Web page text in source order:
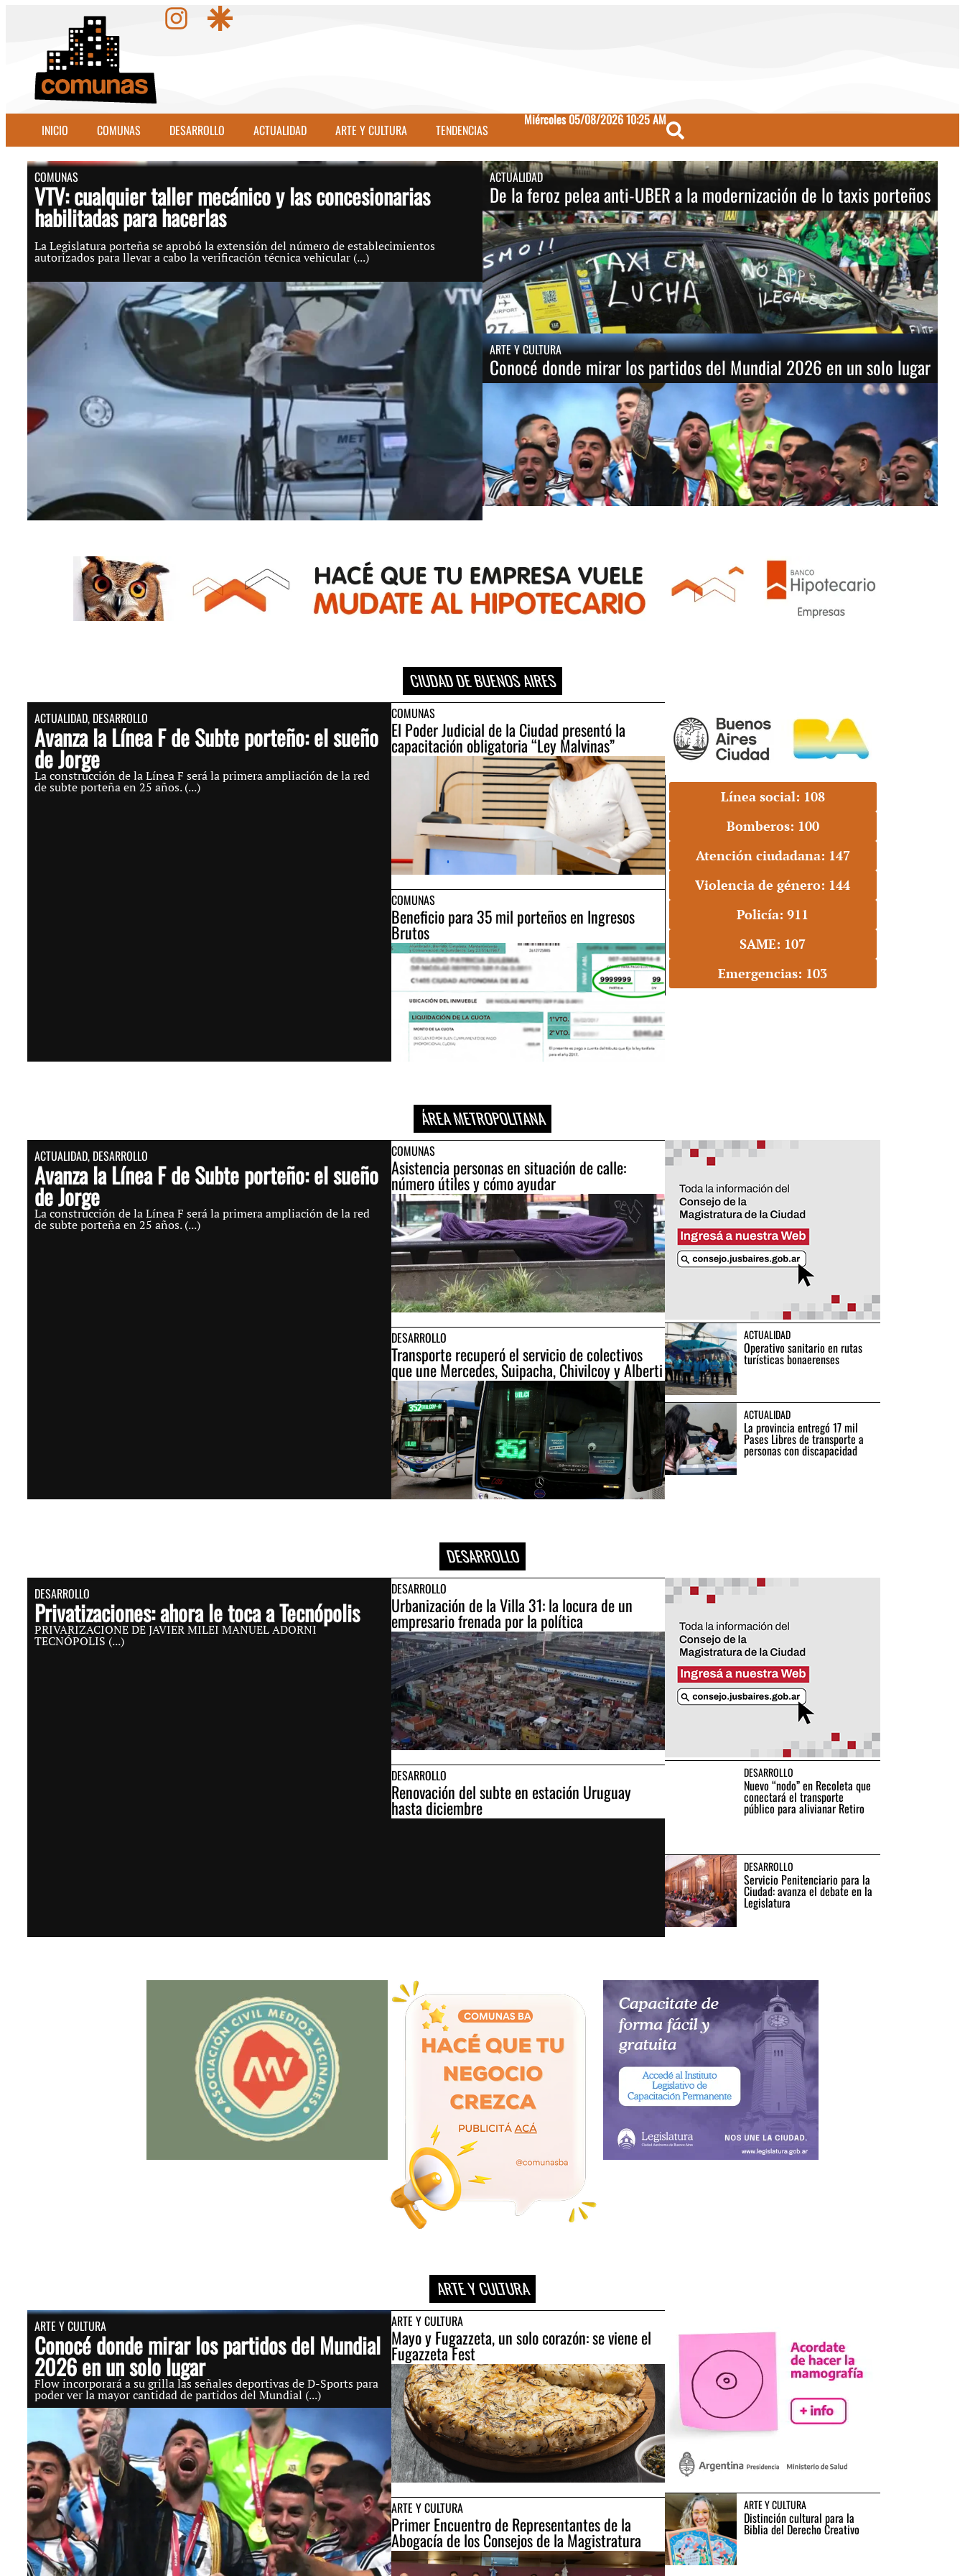
INICIO COMUNAS DESARROLLO ACTUALIDAD ARTE Y CULTURA TENDENCIAS
Miércoles 05/08/2026 10:25 AM
COMUNAS
VTV: cualquier taller mecánico y las concesionarias
habilitadas para hacerlas
La Legislatura porteña se aprobó la extensión del número de establecimientos
autorizados para llevar a cabo la verificación técnica vehicular (...)
ACTUALIDAD
De la feroz pelea anti-UBER a la modernización de lo taxis porteños
ARTE Y CULTURA
Conocé donde mirar los partidos del Mundial 2026 en un solo lugar
CIUDAD DE BUENOS AIRES
ACTUALIDAD, DESARROLLO
Avanza la Línea F de Subte porteño: el sueño
de Jorge
La construcción de la Línea F será la primera ampliación de la red
de subte porteña en 25 años. (...)
COMUNAS
El Poder Judicial de la Ciudad presentó la
capacitación obligatoria “Ley Malvinas”
COMUNAS
Beneficio para 35 mil porteños en Ingresos
Brutos
Línea social: 108
Bomberos: 100
Atención ciudadana: 147
Violencia de género: 144
Policía: 911
SAME: 107
Emergencias: 103
ÁREA METROPOLITANA
ACTUALIDAD, DESARROLLO
Avanza la Línea F de Subte porteño: el sueño
de Jorge
La construcción de la Línea F será la primera ampliación de la red
de subte porteña en 25 años. (...)
COMUNAS
Asistencia personas en situación de calle:
número útiles y cómo ayudar
DESARROLLO
Transporte recuperó el servicio de colectivos
que une Mercedes, Suipacha, Chivilcoy y Alberti
ACTUALIDAD
Operativo sanitario en rutas
turísticas bonaerenses
ACTUALIDAD
La provincia entregó 17 mil
Pases Libres de transporte a
personas con discapacidad
DESARROLLO
DESARROLLO
Privatizaciones: ahora le toca a Tecnópolis
PRIVARIZACIONE DE JAVIER MILEI MANUEL ADORNI
TECNÓPOLIS (...)
DESARROLLO
Urbanización de la Villa 31: la locura de un
empresario frenada por la política
DESARROLLO
Renovación del subte en estación Uruguay
hasta diciembre
DESARROLLO
Nuevo “nodo” en Recoleta que
conectará el transporte
público para alivianar Retiro
DESARROLLO
Servicio Penitenciario para la
Ciudad: avanza el debate en la
Legislatura
ARTE Y CULTURA
ARTE Y CULTURA
Conocé donde mirar los partidos del Mundial
2026 en un solo lugar
Flow incorporará a su grilla las señales deportivas de D-Sports para
poder ver la mayor cantidad de partidos del Mundial (...)
ARTE Y CULTURA
Mayo y Fugazzeta, un solo corazón: se viene el
Fugazzeta Fest
ARTE Y CULTURA
Primer Encuentro de Representantes de la
Abogacía de los Consejos de la Magistratura
ARTE Y CULTURA
Distinción cultural para la
Biblia del Derecho Creativo